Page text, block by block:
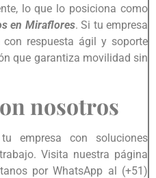
lo que lo posiciona como
en Miraflores. Si tu empresa
respuesta ágil y soporte
que garantiza movilidad sin
nosotros
empresa con soluciones
Visita nuestra página
por WhatsApp al (+51)